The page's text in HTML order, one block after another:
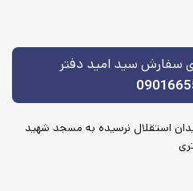
سفارش سید امید دفتر
استقلال نرسیده به مسجد شهید